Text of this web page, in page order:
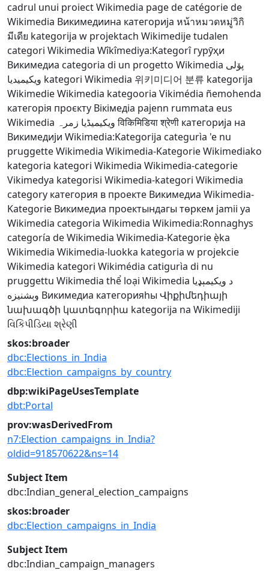
cadrul unui proiect Wikimedia page de catégorie de
Wikimedia Викимедиина категорија หน้าหมวดหมู่วิกิ
มีเดีย kategorija w projektach Wikimedijetudalen
categori Wikimedia Wîkîmediya:Kategorî гурӯҳи
Викимедиа categoria di un progetto Wikimedia پۆلی
ویکیمیدیا kategori Wikimedia 위키미디어 분류 kategorija
WikimedieWikimedia kategooria Vikimédia ñemohenda
категорія проєкту Вікімедіа pajenn rummata eus
Wikimedia ویکیمیڈیا زمرہ विकिमिडिया श्रेणी категорија на
Викимедији Wikimedia:Kategorija categurìa 'e nu
pruggette Wikimedia Wikimedia-KategorieWikimediako
kategoria kategori Wikimedia Wikimedia-categorie
Vikimedya kategorisi Wikimedia-kategori Wikimedia
category категория в проекте Викимедиа Wikimedia-
Kategorie Викимедиа проектындагы төркем jamii ya
Wikimedia categoria Wikimedia Wikimedia:Ronnaghys
categoría de Wikimedia Wikimedia-Kategorie ẹ̀ka
Wikimedia Wikimedia-luokka kategoria w projekcie
Wikimedia kategori Wikimédia catigurìa di nu
pruggettu Wikimedia thể loại Wikimedia د ويکيمېډيا
وېشنيزه Викимедиа категорияһы Վիքիմեդիայի
նախագծի կատեգորիա kategorija na Wikimediji
વિકિપીડિયા શ્રેણી
skos:broader
dbc:Elections_in_India
dbc:Election_campaigns_by_country
dbp:wikiPageUsesTemplate
dbt:Portal
prov:wasDerivedFrom
n7:Election_campaigns_in_India?
oldid=918570622&ns=14
Subject Item
dbc:Indian_general_election_campaigns
skos:broader
dbc:Election_campaigns_in_India
Subject Item
dbc:Indian_campaign_managers